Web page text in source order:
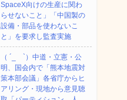
SpaceX向けの生産に関わ
らせないこと」「中国製の
設備・部品を使わないこ
と」を要求し監査実施
（ ´_ゝ`）中道・立憲・公
明、国会内で「熊本地震対
策本部会議」各省庁からヒ
アリング・現地から意見聴